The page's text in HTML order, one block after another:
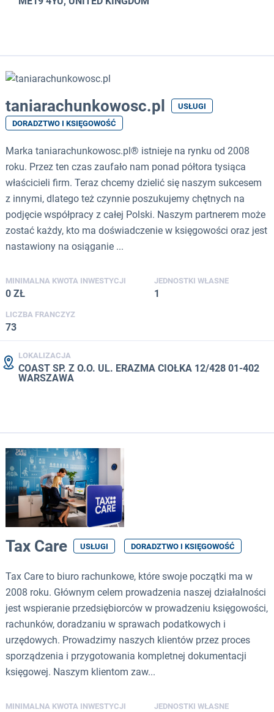
taniarachunkowosc.pl
USŁUGI
DORADZTWO I KSIĘGOWOŚĆ
Marka taniarachunkowosc.pl® istnieje na rynku od 2008
roku. Przez ten czas zaufało nam ponad półtora tysiąca
właścicieli firm. Teraz chcemy dzielić się naszym sukcesem
z innymi, dlatego też czynnie poszukujemy chętnych na
podjęcie współpracy z całej Polski. Naszym partnerem może
zostać każdy, kto ma doświadczenie w księgowości oraz jest
nastawiony na osiąganie ...
MINIMALNA KWOTA INWESTYCJI
0 ZŁ
JEDNOSTKI WŁASNE
1
LICZBA FRANCZYZ
73
LOKALIZACJA
COAST SP. Z O.O. UL. ERAZMA CIOŁKA 12/428 01-402
WARSZAWA
Tax Care USŁUGI DORADZTWO I KSIĘGOWOŚĆ
Tax Care to biuro rachunkowe, które swoje początki ma w
2008 roku. Głównym celem prowadzenia naszej działalności
jest wspieranie przedsiębiorców w prowadzeniu księgowości,
rachunków, doradzaniu w sprawach podatkowych i
urzędowych. Prowadzimy naszych klientów przez proces
sporządzenia i przygotowania kompletnej dokumentacji
księgowej. Naszym klientom zaw...
MINIMALNA KWOTA INWESTYCJI JEDNOSTKI WŁASNE